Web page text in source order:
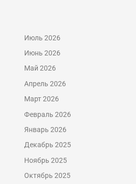
Июль 2026
Июнь 2026
Май 2026
Апрель 2026
Март 2026
Февраль 2026
Январь 2026
Декабрь 2025
Ноябрь 2025
Октябрь 2025